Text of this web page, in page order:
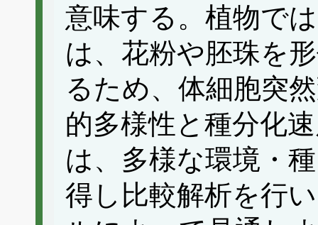
意味する。植物で
は、花粉や胚珠を
るため、体細胞突
的多様性と種分化
は、多様な環境・
得し比較解析を行